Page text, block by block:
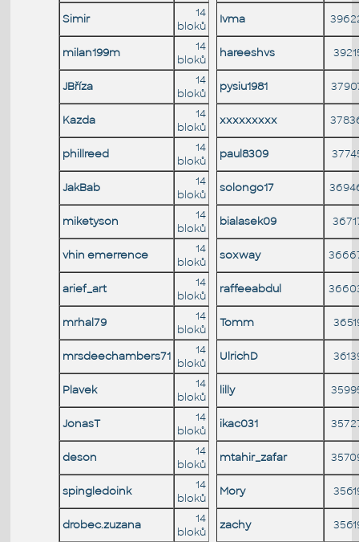
Simir
14
bloků
Ivma
milan199m
14
bloků
hareeshvs
JBříza
14
bloků
pysiu1981
Kazda
14
bloků
xxxxxxxxx
phillreed
14
bloků
paul8309
JakBab
14
bloků
solongo17
miketyson
14
bloků
bialasek09
vhin emerrence
14
bloků
soxway
arief_art
14
bloků
raffeeabdul
mrhal79
14
bloků
Tomm
mrsdeechambers71
14
bloků
UlrichD
Plavek
14
bloků
lilly
JonasT
14
bloků
ikac031
deson
14
bloků
mtahir_zafar
spingledoink
14
bloků
Mory
drobec.zuzana
14
bloků
zachy